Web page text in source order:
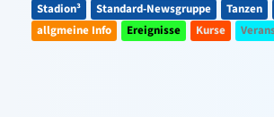
Stadion³
Standard-Newsgruppe Tanzen
allgmeine Info
Ereignisse Kurse